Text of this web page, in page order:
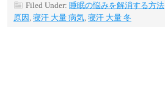
Filed Under: 睡眠の悩みを解消する方法
原因 , 寝汗 大量 病気, 寝汗 大量 冬